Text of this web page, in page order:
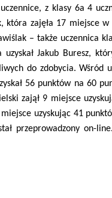
uczennice, z klasy 6a 4
która zajęła 17 miejsce
– także uczennica
Jakub Buresz,
do zdobycia.
56 punktów na 60
zajął 9 miejsce
uzyskując 41
przeprowadzony on-